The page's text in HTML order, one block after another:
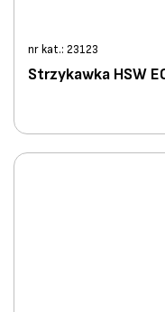
nr kat.: 23123
Strzykawka HSW